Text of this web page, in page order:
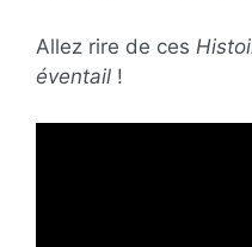
Allez rire de ces
éventail !